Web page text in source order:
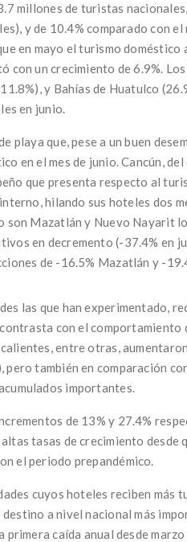
millones de turistas
y de 10.4% comparado con
en mayo el turismo
con un crecimiento de 6.9%.
y Bahías de Huatulco
en junio.
playa que, pese a un buen
en el mes de junio. Cancún,
que presenta respecto al
hilando sus hoteles dos
son Mazatlán y Nuevo Nayarit
en decremento (-37.4% en
de -16.5% Mazatlán y -
las que han experimentado,
con el comportamiento
entre otras,
también en comparación
importantes.
de 13% y 27.4%
tasas de crecimiento
el periodo prepandémico.
cuyos hoteles reciben más
a nivel nacional más
primera caída anual desde